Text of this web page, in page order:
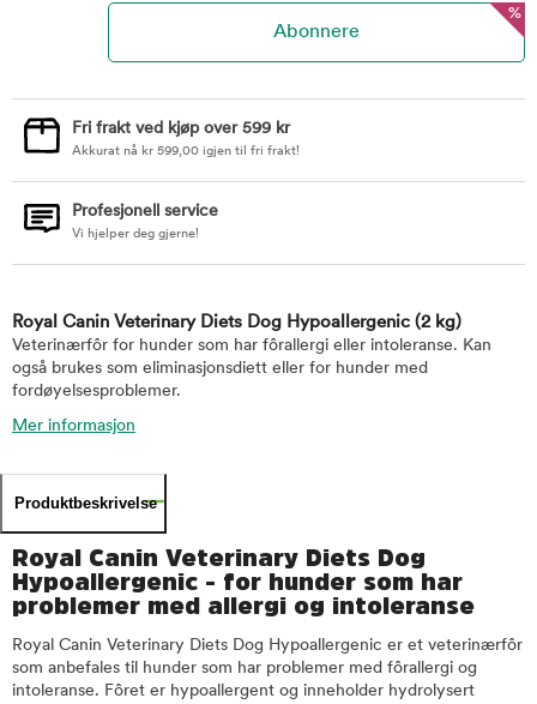
%
Fri frakt ved kjøp over 599 kr
Akkurat nå kr 599,00 igjen til fri frakt!
Profesjonell service
Vi hjelper deg gjerne!
Royal Canin Veterinary Diets Dog Hypoallergenic (2 kg)
Veterinærfôr for hunder som har fôrallergi eller intoleranse. Kan
også brukes som eliminasjonsdiett eller for hunder med
fordøyelsesproblemer.
Mer informasjon
Produktbeskrivelse
Royal Canin Veterinary Diets Dog
Hypoallergenic - for hunder som har
problemer med allergi og intoleranse
Royal Canin Veterinary Diets Dog Hypoallergenic er et veterinærfôr
som anbefales til hunder som har problemer med fôrallergi og
intoleranse. Fôret er hypoallergent og inneholder hydrolysert